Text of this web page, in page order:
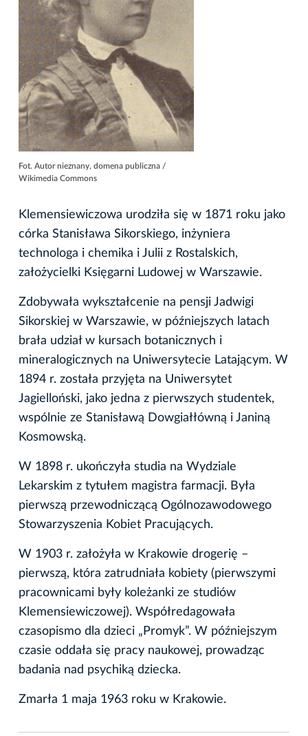
Fot. Autor nieznany, domena publiczna /
Wikimedia Commons
Klemensiewiczowa urodziła się w 1871 roku jako
córka Stanisława Sikorskiego, inżyniera
technologa i chemika i Julii z Rostalskich,
założycielki Księgarni Ludowej w Warszawie.
Zdobywała wykształcenie na pensji Jadwigi
Sikorskiej w Warszawie, w późniejszych latach
brała udział w kursach botanicznych i
mineralogicznych na Uniwersytecie Latającym. W
1894 r. została przyjęta na Uniwersytet
Jagielloński, jako jedna z pierwszych studentek,
wspólnie ze Stanisławą Dowgiałłówną i Janiną
Kosmowską.
W 1898 r. ukończyła studia na Wydziale
Lekarskim z tytułem magistra farmacji. Była
pierwszą przewodniczącą Ogólnozawodowego
Stowarzyszenia Kobiet Pracujących.
W 1903 r. założyła w Krakowie drogerię –
pierwszą, która zatrudniała kobiety (pierwszymi
pracownicami były koleżanki ze studiów
Klemensiewiczowej). Współredagowała
czasopismo dla dzieci „Promyk”. W późniejszym
czasie oddała się pracy naukowej, prowadząc
badania nad psychiką dziecka.
Zmarła 1 maja 1963 roku w Krakowie.